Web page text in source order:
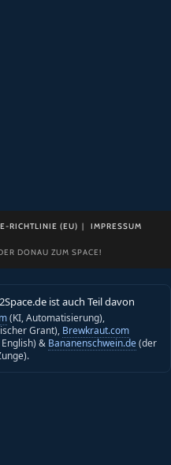
RICHTLINIE (EU) IMPRESSUM
DONAU ZUM SPACE!
ist auch Teil davon
(KI, Automatisierung),
Grant), Brewkraut.com
& Bananenschwein.de(der